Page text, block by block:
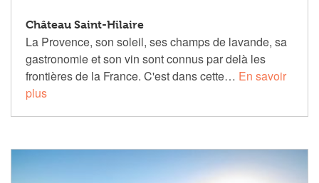
Château Saint-Hilaire
La Provence, son soleil, ses champs de lavande, sa
gastronomie et son vin sont connus par delà les
frontières de la France. C'est dans cette… En savoir
plus